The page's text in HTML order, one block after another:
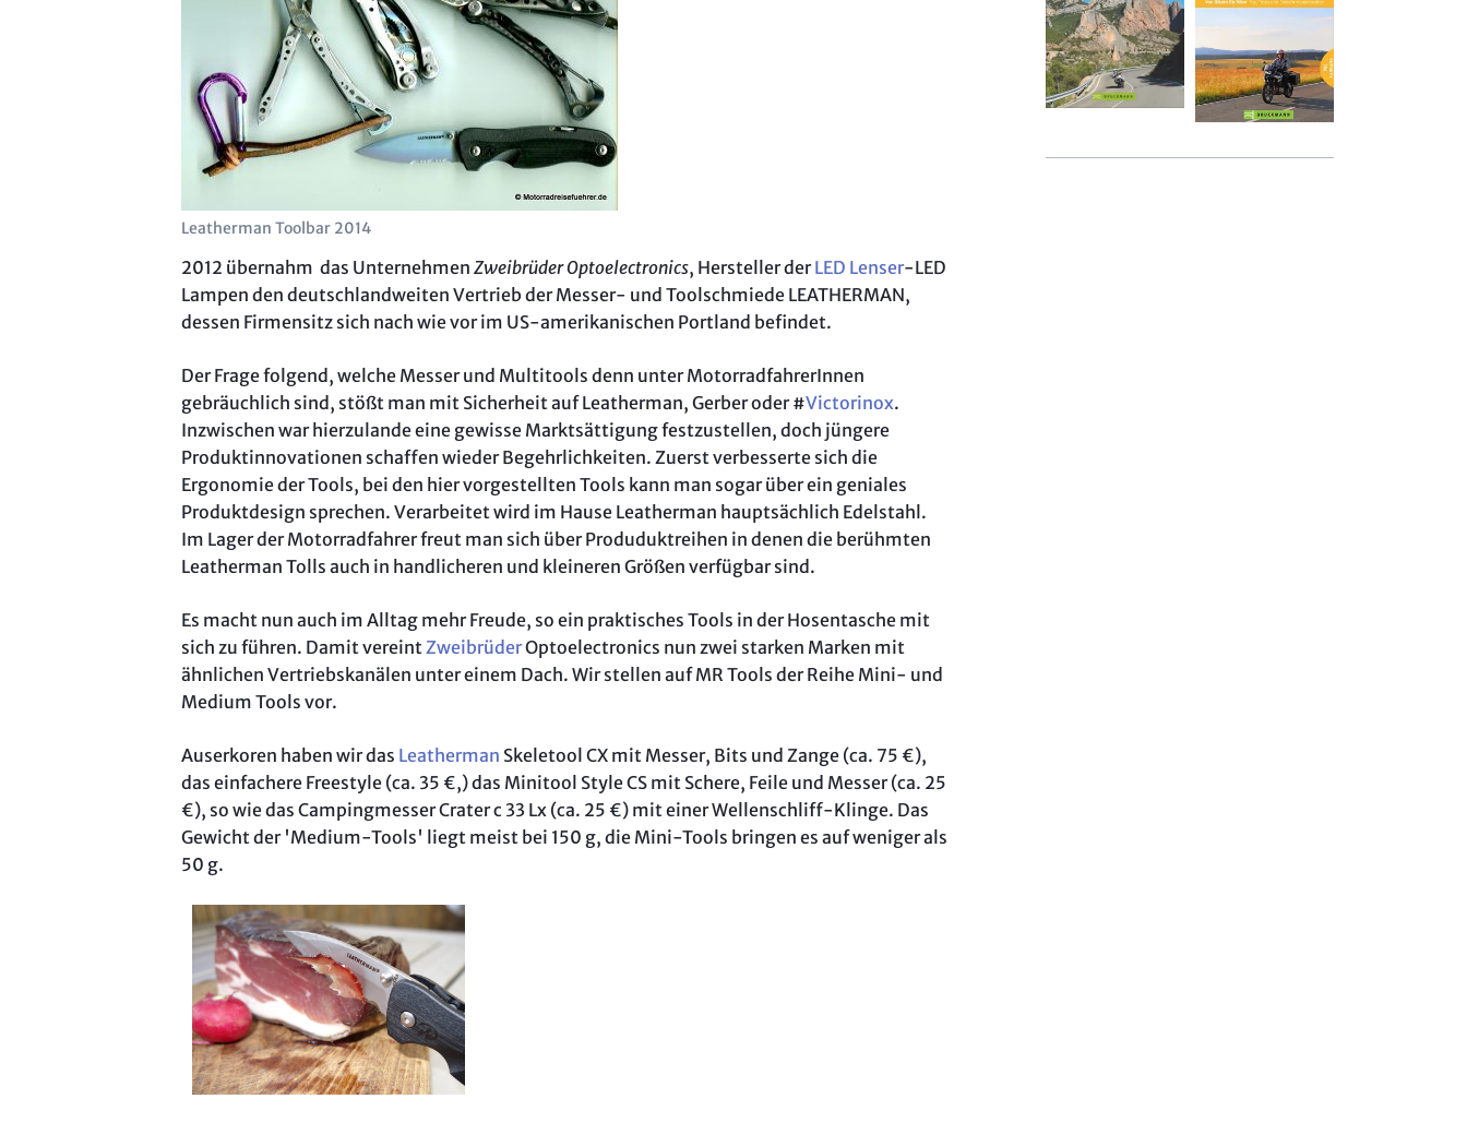
Das Grüne Band | Ostsee - Tschechien
Motorrad-Blogger
Aostatal: Walser und Gran Paradiso
Autoreisezüge ab 2017 - 2025
Leatherman Toolbar 2014
2012 übernahm das Unternehmen Zweibrüder Optoelectronics, Hersteller derLED Lenser-LED
Lampen den deutschlandweiten Vertrieb der Messer- und Toolschmiede LEATHERMAN,
dessen Firmensitz sich nach wie vor im US-amerikanischen Portland befindet.
Der Frage folgend, welche Messer und Multitools denn unter MotorradfahrerInnen
gebräuchlich sind, stößt man mit Sicherheit auf Leatherman, Gerber oder #Victorinox.
Inzwischen war hierzulande eine gewisse Marktsättigung festzustellen, doch jüngere
Produktinnovationen schaffen wieder Begehrlichkeiten. Zuerst verbesserte sich die
Ergonomie der Tools, bei den hier vorgestellten Tools kann man sogar über ein geniales
Produktdesign sprechen. Verarbeitet wird im Hause Leatherman hauptsächlich Edelstahl.
Im Lager der Motorradfahrer freut man sich über Produduktreihen in denen die berühmten
Leatherman Tolls auch in handlicheren und kleineren Größen verfügbar sind.
Es macht nun auch im Alltag mehr Freude, so ein praktisches Tools in der Hosentasche mit
sich zu führen. Damit vereintZweibrüderOptoelectronics nun zwei starken Marken mit
ähnlichen Vertriebskanälen unter einem Dach. Wir stellen auf MR Tools der Reihe Mini- und
Medium Tools vor.
Auserkoren haben wir das Leatherman Skeletool CX mit Messer, Bits und Zange (ca. 75 €),
das einfachere Freestyle (ca. 35 €,) das Minitool Style CS mit Schere, Feile und Messer (ca. 25
€), so wie das Campingmesser Crater c 33 Lx (ca. 25 €) mit einer Wellenschliff-Klinge. Das
Gewicht der 'Medium-Tools' liegt meist bei 150 g, die Mini-Tools bringen es auf weniger als
50 g.